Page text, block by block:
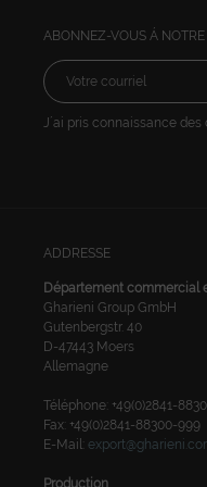
ABONNEZ-VOUS Á NOTRE
J´ai pris connaissance
ADDRESSE
Département commercial
Gharieni Group GmbH
Gutenbergstr. 40
D-47443 Moers
Allemagne
Téléphone: +49(0)2841-
Fax: +49(0)2841-88300-999
E-Mail:
Production